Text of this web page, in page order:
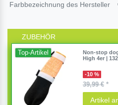
Farbbezeichnung des Hersteller
ZUBEHÖR
Top-Artikel
Non-stop
High 4er |
-10 %
39,99 €*
Artikel